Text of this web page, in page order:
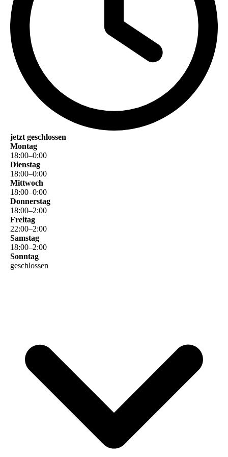
jetzt geschlossen
Montag
18:00–0:00
Dienstag
18:00–0:00
Mittwoch
18:00–0:00
Donnerstag
18:00–2:00
Freitag
22:00–2:00
Samstag
18:00–2:00
Sonntag
geschlossen